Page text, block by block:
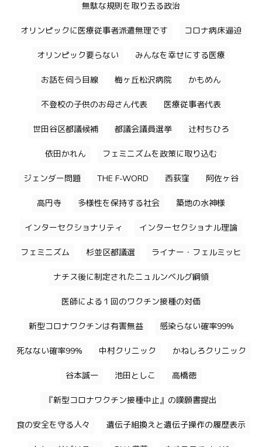
無駄な規則を取り去る政治
オリンピックに医療従事者派遣無理です コロナ病床逼迫
オリンピック要らない みんなを幸せにする医療
お話を伺う目線 梅ヶ丘松沢病院 かもめん
不登校の子供のお母さん代表 医療従事者代表
世田谷区都議候補 都議会議員選挙 辻村ちひろ
依田かれん フェミニズムを政策に取り込む
ジェンダー問題 THE F-WORD 西荻窪 阿佐ヶ谷
高円寺 多様性を保持する社会 築地の水神様
インターセクショナリティ インターセクショナル理論
フェミニズム 杉並区都議選 ライナー・フェルミッヒ
ナチス後に制定されたニュルンベルグ綱領
医師による１回のワクチン接種の対価
新型コロナワクチンは有害無益 感染らない確率99%
死なない確率99% 中村クリニック かねしろクリニック
谷本誠一 池田としこ 高橋徳
『新型コロナワクチン接種中止』の嘆願書提出
食の安全を守る人々 遺伝子組換えと遺伝子操作の履歴表示